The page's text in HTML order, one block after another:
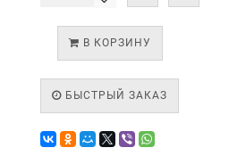
В КОРЗИНУ
БЫСТРЫЙ ЗАКАЗ